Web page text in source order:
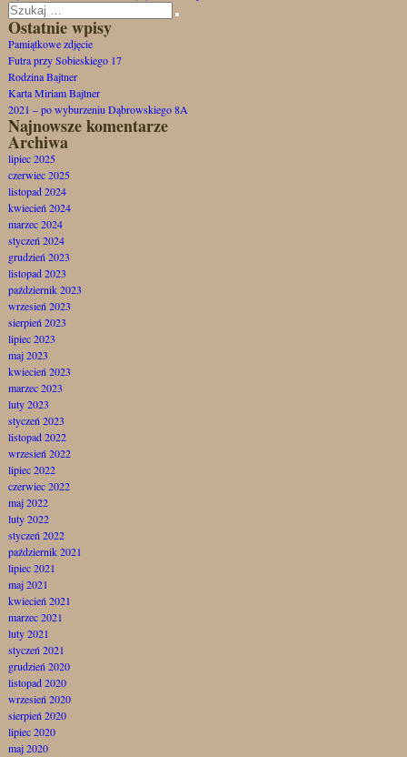
Szukaj:
Szukaj
Ostatnie wpisy
Pamiątkowe zdjęcie
Futra przy Sobieskiego 17
Rodzina Bajtner
Karta Miriam Bajtner
2021 – po wyburzeniu Dąbrowskiego 8A
Najnowsze komentarze
Archiwa
lipiec 2025
czerwiec 2025
listopad 2024
kwiecień 2024
marzec 2024
styczeń 2024
grudzień 2023
listopad 2023
październik 2023
wrzesień 2023
sierpień 2023
lipiec 2023
maj 2023
kwiecień 2023
marzec 2023
luty 2023
styczeń 2023
listopad 2022
wrzesień 2022
lipiec 2022
czerwiec 2022
maj 2022
luty 2022
styczeń 2022
październik 2021
lipiec 2021
maj 2021
kwiecień 2021
marzec 2021
luty 2021
styczeń 2021
grudzień 2020
listopad 2020
wrzesień 2020
sierpień 2020
lipiec 2020
maj 2020